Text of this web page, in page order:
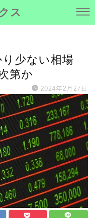
ス
り少ない相場
第か
2024年2月27日